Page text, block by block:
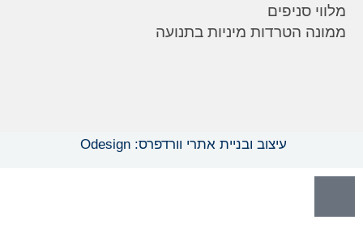
מלווי סניפים
ממונה הטרדות מיניות בתנועה
עיצוב ובניית אתרי וורדפרס: Odesign